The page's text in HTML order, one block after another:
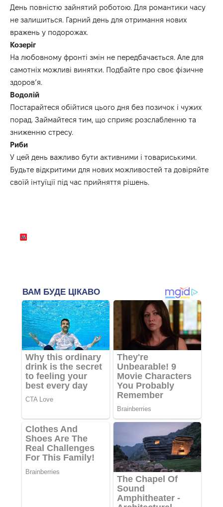
День повністю зайнятий роботою. Для романтики часу
не залишиться. Гарний день для отримання нових
вражень у подорожах.
Козеріг
На любовному фронті змін не передбачається. Але для
самотніх можливі винятки. Подбайте про своє фізичне
здоров’я.
Водолій
Постарайтеся обійтися цього дня без позичок і чужих
порад. Займайтеся тим, що сприяє розслабленню та
зниженню стресу.
Риби
У цей день важливо бути активними і товариськими.
Будьте відкритими для нових можливостей та довіряйте
своїй інтуїції під час прийняття рішень.